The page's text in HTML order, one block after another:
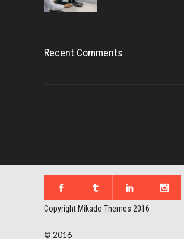
Recent Comments
Copyright Mikado Themes 2016
© 2016